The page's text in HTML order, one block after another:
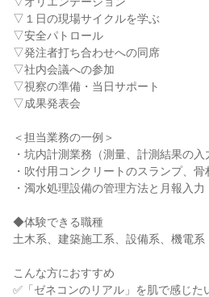
▽１⽇の現場サイクルを学ぶ
▽安全パトロール
▽発注者打ち合わせへの同席
▽社内会議への参加
▽視察の準備・当⽇サポート
▽成果発表会
＜担当業務の⼀例＞
・坑内計測業務（測量、計測結果の⼊
・吹付⽤コンクリートのスランプ、
・濁⽔処理設備の管理⽅法と⽉報⼊⼒
◆体験できる職種
土木系、建築施工系、設備系、機電系
こんな方におすすめ
✅「ゼネコンのリアル」を肌で感じた